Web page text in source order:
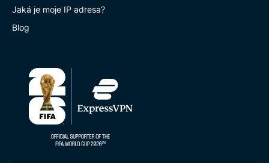
Jaká je moje IP adresa?
Blog